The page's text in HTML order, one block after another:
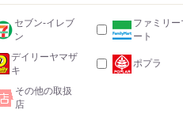
セブン-イレブ
ン
ファミリー
ート
デイリーヤマザ
キ
ポプラ
その他の取扱
店